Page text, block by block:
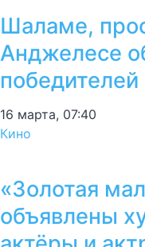
Шаламе,
Анджелесе
16 марта, 07:40
Кино
«Золотая
объявлены